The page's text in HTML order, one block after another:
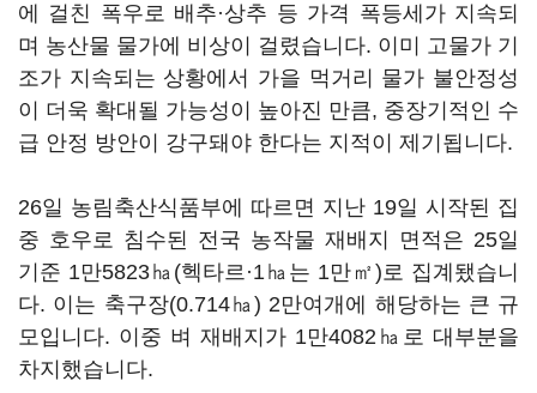
에 걸친 폭우로 배추·상추 등 가격 폭등세가 지속되
며 농산물 물가에 비상이 걸렸습니다. 이미 고물가 기
조가 지속되는 상황에서 가을 먹거리 물가 불안정성
이 더욱 확대될 가능성이 높아진 만큼, 중장기적인 수
급 안정 방안이 강구돼야 한다는 지적이 제기됩니다.
26일 농림축산식품부에 따르면 지난 19일 시작된 집
중 호우로 침수된 전국 농작물 재배지 면적은 25일
기준 1만5823㏊(헥타르·1㏊는 1만㎡)로 집계됐습니
다. 이는 축구장(0.714㏊) 2만여개에 해당하는 큰 규
모입니다. 이중 벼 재배지가 1만4082㏊로 대부분을
차지했습니다.